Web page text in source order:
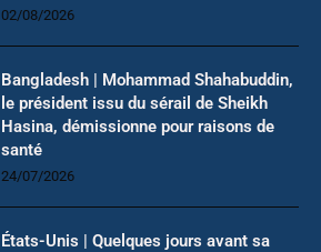
02/08/2026
Bangladesh | Mohammad Shahabuddin,
le président issu du sérail de Sheikh
Hasina, démissionne pour raisons de
santé
24/07/2026
États-Unis | Quelques jours avant sa